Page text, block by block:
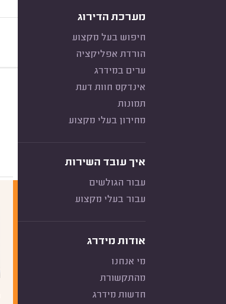
מערכת הדירוג
חיפוש בעל מקצוע
הורדת אפליקציה
ערים במידרג
אינדקס חוות דעת
תמונות
מחירון בעלי מקצוע
איך עובד השירות
עבור הגולשים
עבור בעלי מקצוע
אודות מידרג
מי אנחנו
מהתקשורת
חדשות מידרג